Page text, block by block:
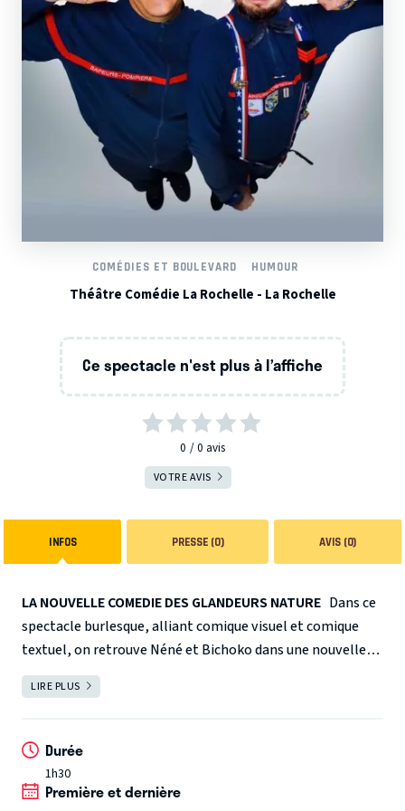
COMÉDIES ET BOULEVARD HUMOUR
Théâtre Comédie La Rochelle - La Rochelle
Ce spectacle n'est plus à l’affiche
0 0 avis
VOTRE AVIS
INFOS PRESSE (0) AVIS (0)
LA NOUVELLE COMEDIE DES GLANDEURS NATURE Dans ce
spectacle burlesque, alliant comique visuel et comique
textuel, on retrouve Néné et Bichoko dans une nouvelle
aventure où nos deux Glandeurs Nature décident de
réaliser leur rêve : devenir Sapeurs Pompiers dans une
camion qui fait Pin Pon !
épreuves physiques et des tests psychotechniques pour
évaluer leurs aptitudes : comme ils n’en ont aucune, ils
LIRE PLUS
Durée
1h30
Première et dernière